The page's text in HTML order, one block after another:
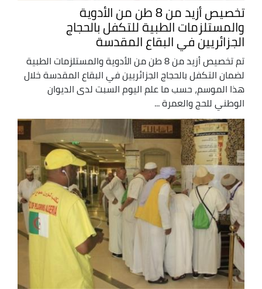
تخصيص أزيد من 8 طن من الأدوية
والمستلزمات الطبية للتكفل بالحجاج
الجزائريين في البقاع المقدسة
تم تخصيص أزيد من 8 طن من الأدوية والمستلزمات الطبية
لضمان التكفل بالحجاج الجزائريين في البقاع المقدسة خلال
هذا الموسم، حسب ما علم اليوم السبت لدى الديوان
الوطني للحج والعمرة ...